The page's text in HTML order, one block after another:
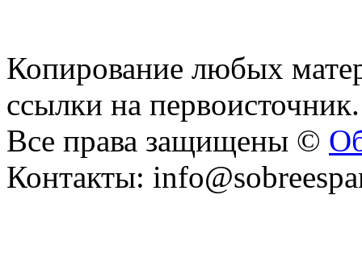
Копирование любых
ссылки на первоисточник.
Все права защищены ©
Контакты: